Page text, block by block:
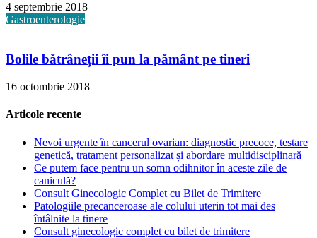
4 septembrie 2018
Gastroenterologie
Bolile bătrâneții îi pun la pământ pe tineri
16 octombrie 2018
Articole recente
Nevoi urgente în cancerul ovarian: diagnostic precoce, testare
genetică, tratament personalizat și abordare multidisciplinară
Ce putem face pentru un somn odihnitor în aceste zile de
caniculă?
Consult Ginecologic Complet cu Bilet de Trimitere
Patologiile precanceroase ale colului uterin tot mai des
întâlnite la tinere
Consult ginecologic complet cu bilet de trimitere